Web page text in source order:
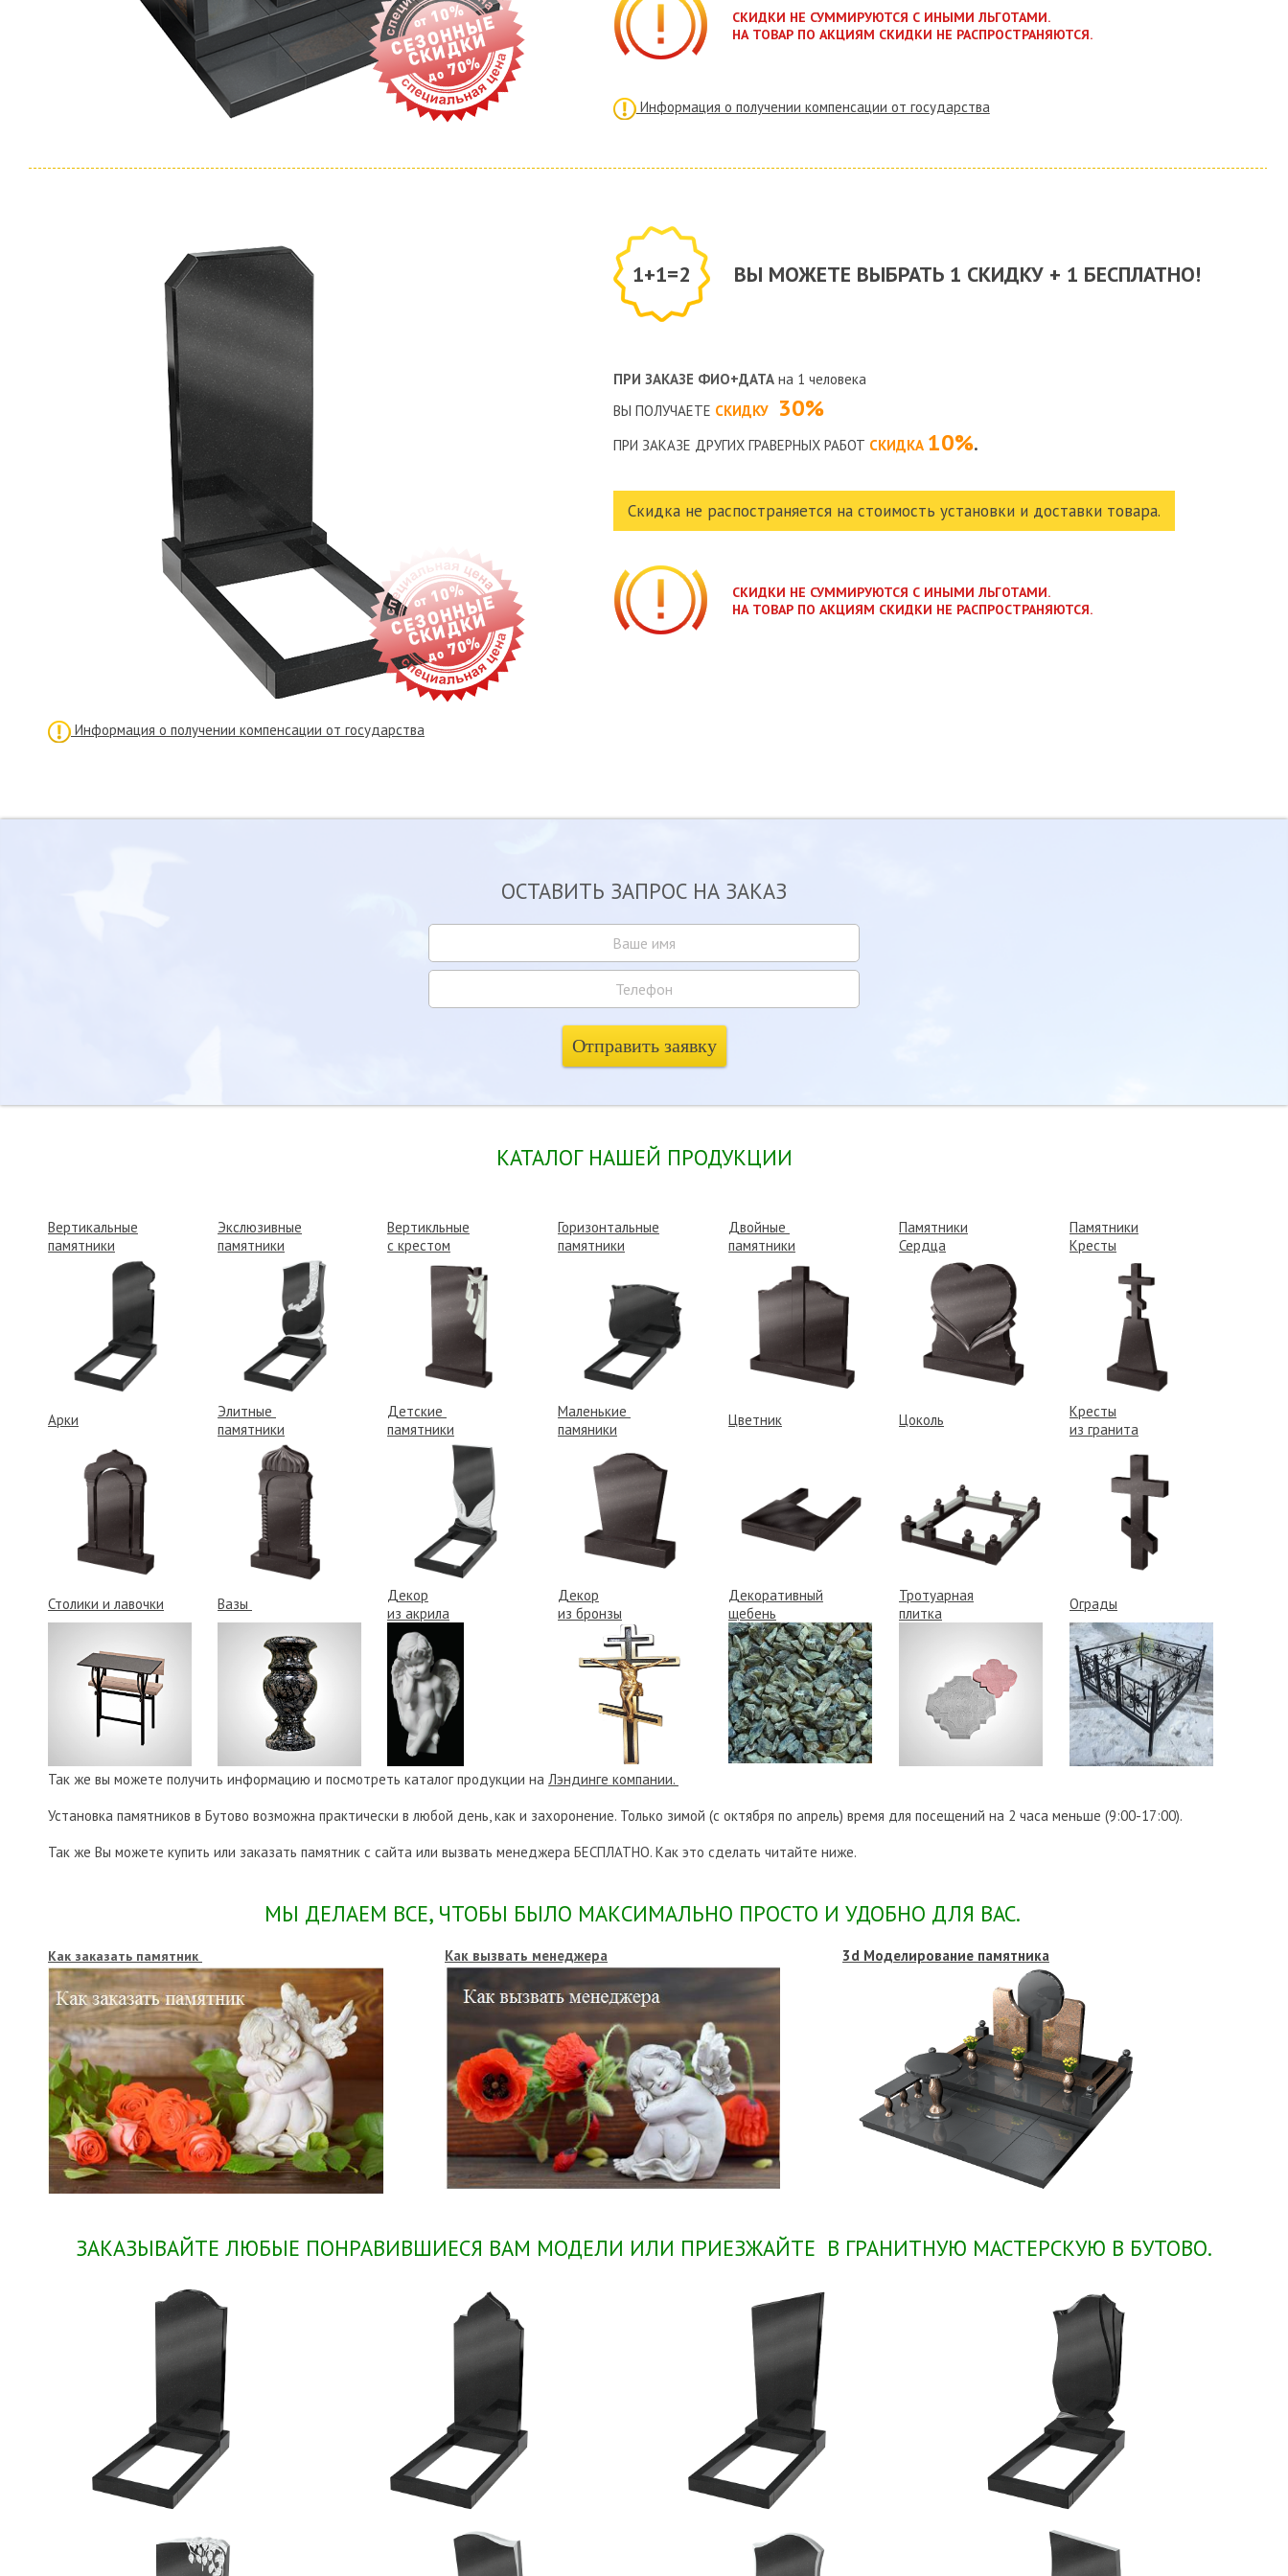
СКИДКИ НЕ СУММИРУЮТСЯ С ИНЫМИ ЛЬГОТАМИ.
НА ТОВАР ПО АКЦИЯМ СКИДКИ НЕ РАСПРОСТРАНЯЮТСЯ.
Информация о получении компенсации от государства
1+1=2 ВЫ МОЖЕТЕ ВЫБРАТЬ 1 СКИДКУ + 1 БЕСПЛАТНО!
ПРИ ЗАКАЗЕ ФИО+ДАТА на 1 человека
ВЫ ПОЛУЧАЕТЕ СКИДКУ 30%
ПРИ ЗАКАЗЕ ДРУГИХ ГРАВЕРНЫХ РАБОТ СКИДКА 10%.
Скидка не распостраняется на стоимость установки и доставки товара.
СКИДКИ НЕ СУММИРУЮТСЯ С ИНЫМИ ЛЬГОТАМИ.
НА ТОВАР ПО АКЦИЯМ СКИДКИ НЕ РАСПРОСТРАНЯЮТСЯ.
Информация о получении компенсации от государства
ОСТАВИТЬ ЗАПРОС НА ЗАКАЗ
КАТАЛОГ НАШЕЙ ПРОДУКЦИИ
Вертикальные
памятники
Экслюзивные
памятники
Вертикльные
с крестом
Горизонтальные
памятники
Двойные
памятники
Памятники
Сердца
Памятники
Кресты
Арки
Элитные
памятники
Детские
памятники
Маленькие
памяники
Цветник Цоколь
Кресты
из гранита
Столики и лавочки Вазы
Декор
из акрила
Декор
из бронзы
Декоративный
щебень
Тротуарная
плитка
Ограды
Так же вы можете получить информацию и посмотреть каталог продукции на Лэндинге компании.
Установка памятников в Бутово возможна практически в любой день, как и захоронение. Только зимой (с октября по апрель) время для посещений на 2 часа меньше (9:00-17:00).
Так же Вы можете купить или заказать памятник с сайта или вызвать менеджера БЕСПЛАТНО. Как это сделать читайте ниже.
МЫ ДЕЛАЕМ ВСЕ, ЧТОБЫ БЫЛО МАКСИМАЛЬНО ПРОСТО И УДОБНО ДЛЯ ВАС.
Как заказать памятник Как вызвать менеджера 3d Моделирование памятника
ЗАКАЗЫВАЙТЕ ЛЮБЫЕ ПОНРАВИВШИЕСЯ ВАМ МОДЕЛИ ИЛИ ПРИЕЗЖАЙТЕ В ГРАНИТНУЮ МАСТЕРСКУЮ В БУТОВО.